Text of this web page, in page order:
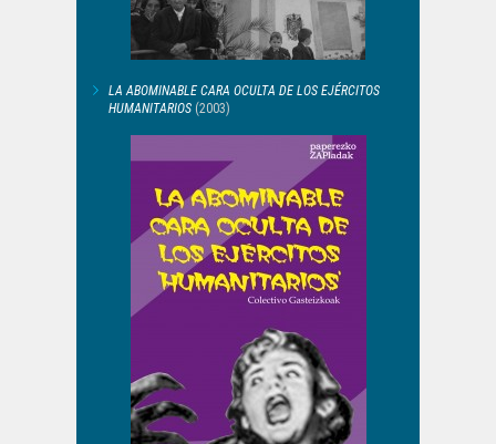
LA ABOMINABLE CARA OCULTA DE LOS EJÉRCITOS
HUMANITARIOS (2003)